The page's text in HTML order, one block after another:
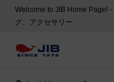
Welcome to JIB Home Page!
グ、アクセサリー